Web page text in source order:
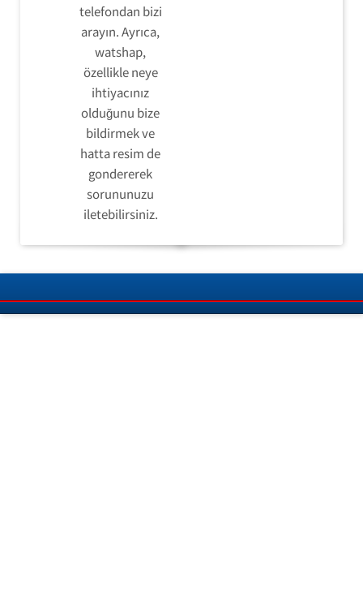
telefondan bizi
arayın. Ayrıca,
watshap,
özellikle neye
ihtiyacınız
olduğunu bize
bildirmek ve
hatta resim de
gondererek
sorununuzu
iletebilirsiniz.